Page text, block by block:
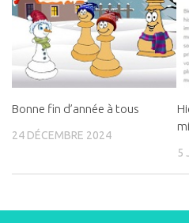
Bonne fin d’année à tous
24 DÉCEMBRE 2024
5